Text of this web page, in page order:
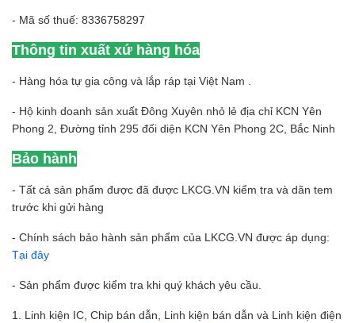
- Mã số thuế: 8336758297
Thông tin xuất xứ hàng hóa
- Hàng hóa tự gia công và lắp ráp tại Việt Nam .
- Hộ kinh doanh sản xuất Đông Xuyên nhỏ lẻ địa chỉ KCN Yên
Phong 2, Đường tỉnh 295 đối diện KCN Yên Phong 2C, Bắc Ninh
Bảo hành
- Tất cả sản phẩm được đã được LKCG.VN kiểm tra và dãn tem
trước khi gửi hàng
- Chính sách bảo hành sản phẩm của LKCG.VN được áp dụng:
Tại đây
- Sản phẩm được kiểm tra khi quý khách yêu cầu.
1. Linh kiện IC, Chip bán dẫn, Linh kiện bán dẫn và Linh kiện điện